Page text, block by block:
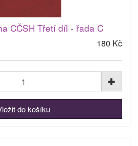
CČSH Třetí díl - řada C
180 Kč